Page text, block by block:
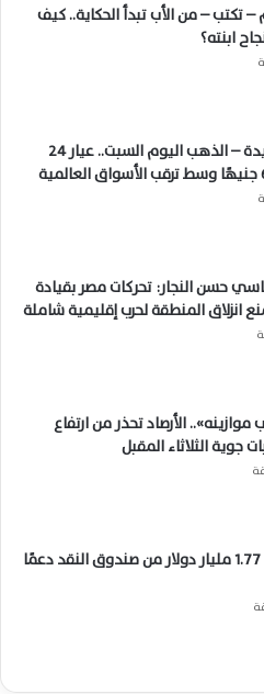
– تكتب – من الأب تبدأ الحكاية.. كيف
ابنته؟
تحديثات جديدة – الذهب اليوم السبت.. عيار 24
حسن النجار: تحركات مصر بقيادة
انزلاق المنطقة لحرب إقليمية شاملة
الأرصاد تحذر من ارتفاع
جوية الثلاثاء المقبل
مصر تتسلم 1.77 مليار دولار من صندوق النقد دعمًا